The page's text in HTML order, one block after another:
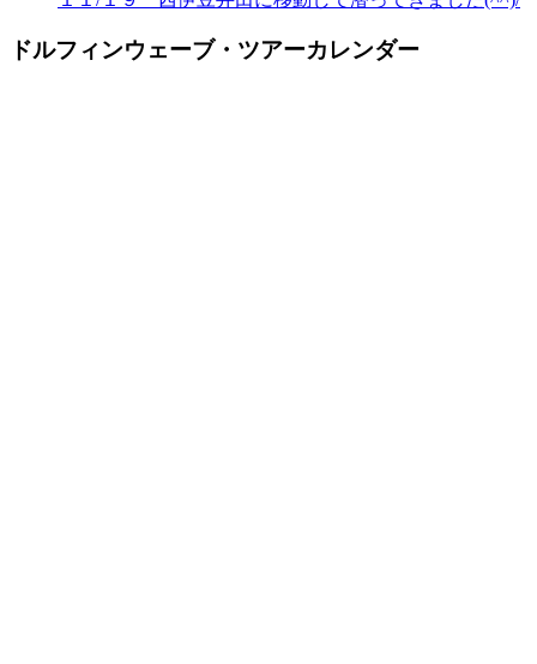
ドルフィンウェーブ・ツアーカレンダー